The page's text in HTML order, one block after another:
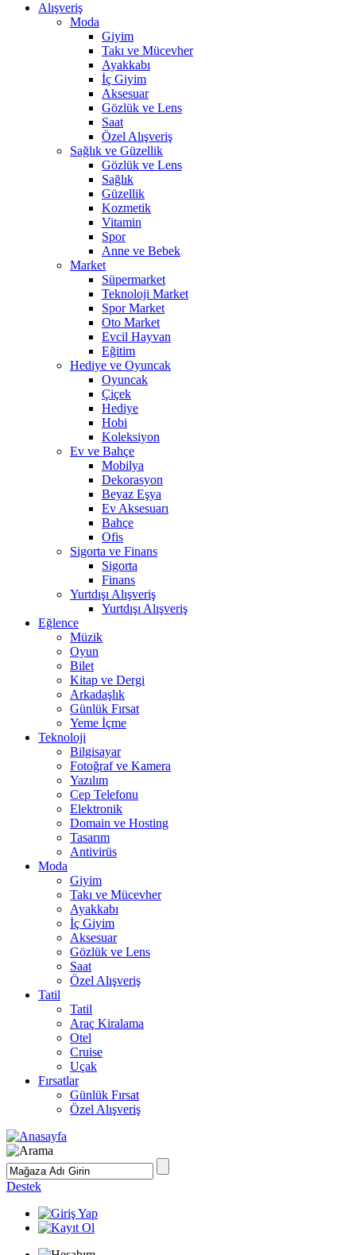
Alışveriş
Moda
Giyim
Takı ve Mücevher
Ayakkabı
İç Giyim
Aksesuar
Gözlük ve Lens
Saat
Özel Alışveriş
Sağlık ve Güzellik
Gözlük ve Lens
Sağlık
Güzellik
Kozmetik
Vitamin
Spor
Anne ve Bebek
Market
Süpermarket
Teknoloji Market
Spor Market
Oto Market
Evcil Hayvan
Eğitim
Hediye ve Oyuncak
Oyuncak
Çiçek
Hediye
Hobi
Koleksiyon
Ev ve Bahçe
Mobilya
Dekorasyon
Beyaz Eşya
Ev Aksesuarı
Bahçe
Ofis
Sigorta ve Finans
Sigorta
Finans
Yurtdışı Alışveriş
Yurtdışı Alışveriş
Eğlence
Müzik
Oyun
Bilet
Kitap ve Dergi
Arkadaşlık
Günlük Fırsat
Yeme İçme
Teknoloji
Bilgisayar
Fotoğraf ve Kamera
Yazılım
Cep Telefonu
Elektronik
Domain ve Hosting
Tasarım
Antivirüs
Moda
Giyim
Takı ve Mücevher
Ayakkabı
İç Giyim
Aksesuar
Gözlük ve Lens
Saat
Özel Alışveriş
Tatil
Tatil
Araç Kiralama
Otel
Cruise
Uçak
Fırsatlar
Günlük Fırsat
Özel Alışveriş
Destek